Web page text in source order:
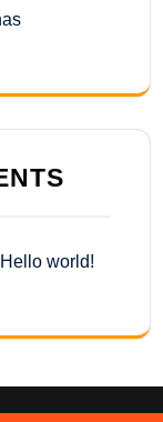
Hello world!